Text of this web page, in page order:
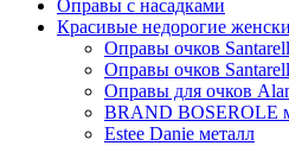
Оправы с насадками
Красивые недорогие
Оправы очков
Оправы очков
Оправы для очков
BRAND BOSEROLE
Estee Danie металл